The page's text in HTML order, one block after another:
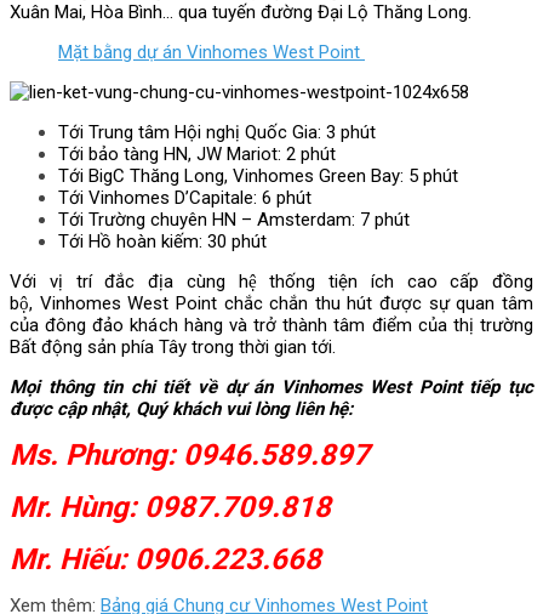
Xuân Mai, Hòa Bình… qua tuyến đường Đại Lộ Thăng Long.
Mặt bằng dự án Vinhomes West Point
Tới Trung tâm Hội nghị Quốc Gia: 3 phút
Tới bảo tàng HN, JW Mariot: 2 phút
Tới BigC Thăng Long, Vinhomes Green Bay: 5 phút
Tới Vinhomes D’Capitale: 6 phút
Tới Trường chuyên HN – Amsterdam: 7 phút
Tới Hồ hoàn kiếm: 30 phút
Với vị trí đắc địa cùng hệ thống tiện ích cao cấp đồng
bộ, Vinhomes West Point chắc chắn thu hút được sự quan tâm
của đông đảo khách hàng và trở thành tâm điểm của thị trường
Bất động sản phía Tây trong thời gian tới.
Mọi thông tin chi tiết về dự án Vinhomes West Point tiếp tục
được cập nhật, Quý khách vui lòng liên hệ:
Ms. Phương: 0946.589.897
Mr. Hùng: 0987.709.818
Mr. Hiếu: 0906.223.668
Xem thêm: Bảng giá Chung cư Vinhomes West Point